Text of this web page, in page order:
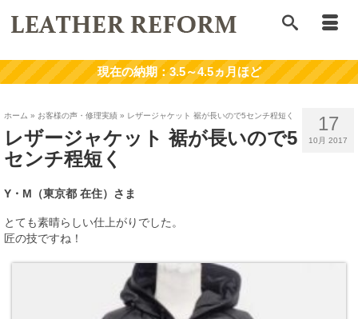
17
10月 2017
ホーム » お客様の声・修理実績 » レザージャケット 裾が長いので5センチ程短く
レザージャケット 裾が長いので5
センチ程短く
Y・M（東京都 在住）さま
とても素晴らしい仕上がりでした。
匠の技ですね！